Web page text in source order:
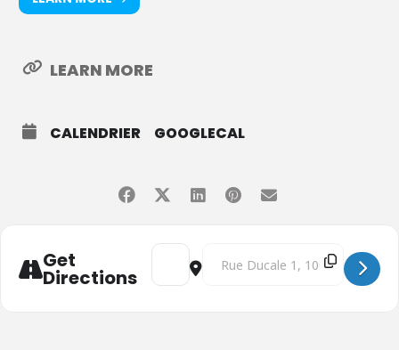
LEARN MORE
CALENDRIER GOOGLECAL
Get
Directions
Address - Forum Océan Numérique 2024
Destination Address - Forum